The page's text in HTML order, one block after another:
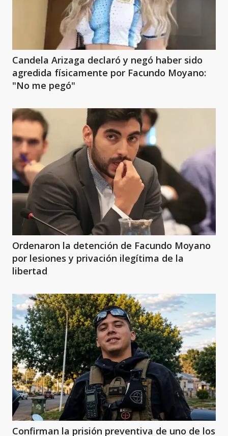
Candela Arizaga declaró y negó haber sido
agredida físicamente por Facundo Moyano:
"No me pegó"
Ordenaron la detención de Facundo Moyano
por lesiones y privación ilegítima de la
libertad
Confirman la prisión preventiva de uno de los